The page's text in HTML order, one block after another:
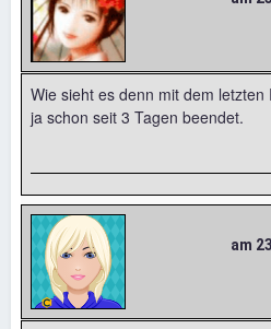
Wie sieht es denn mit dem
ja schon seit 3 Tagen beendet.
am